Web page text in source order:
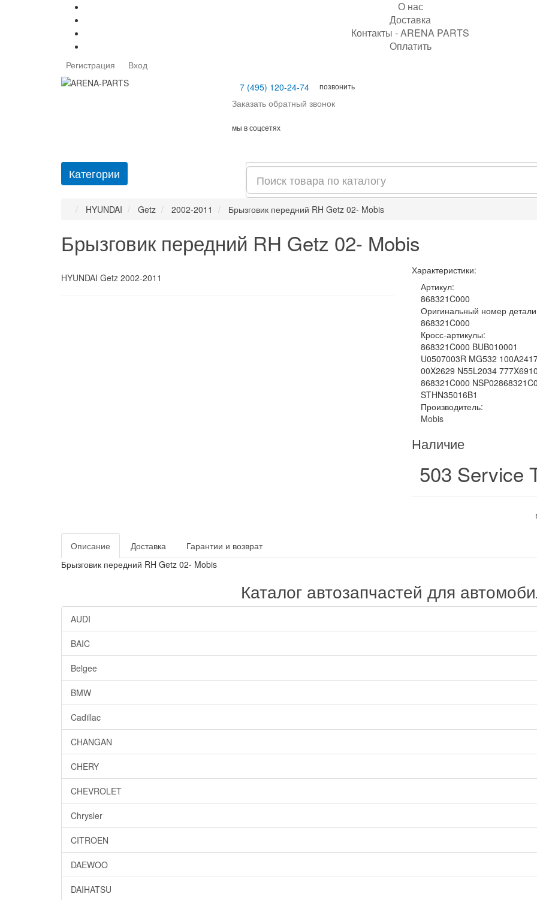
О нас
Доставка
Контакты - ARENA PARTS
Оплатить
Регистрация
Вход
7 (495) 120-24-74
позвонить
Заказать обратный звонок
мы в соцсетях
Категории
HYUNDAI Getz 2002-2011 Брызговик передний RH Getz 02- Mobis
Брызговик передний RH Getz 02- Mobis
HYUNDAI Getz 2002-2011
Характеристики:
Артикул:
868321C000
Оригинальный номер
868321C000
Кросс-артикулы:
868321C000 BUB010001
U0507003R MG532
00X2629 N55L2034
868321C000
STHN35016B1
Производитель:
Mobis
Наличие
503 Service
Описание Доставка
Гарантии и возврат
Брызговик передний RH Getz 02- Mobis
Каталог автозапчастей для
AUDI
BAIC
Belgee
BMW
Cadillac
CHANGAN
CHERY
CHEVROLET
Chrysler
CITROEN
DAEWOO
DAIHATSU